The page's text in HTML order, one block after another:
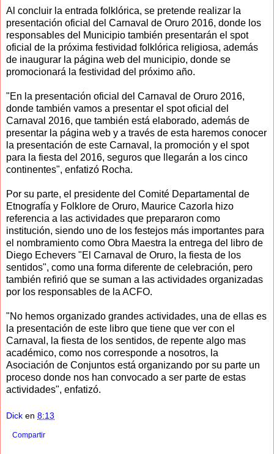
Al concluir la entrada folklórica, se pretende realizar la
presentación oficial del Carnaval de Oruro 2016, donde los
responsables del Municipio también presentarán el spot
oficial de la próxima festividad folklórica religiosa, además
de inaugurar la página web del municipio, donde se
promocionará la festividad del próximo año.
"En la presentación oficial del Carnaval de Oruro 2016,
donde también vamos a presentar el spot oficial del
Carnaval 2016, que también está elaborado, además de
presentar la página web y a través de esta haremos conocer
la presentación de este Carnaval, la promoción y el spot
para la fiesta del 2016, seguros que llegarán a los cinco
continentes", enfatizó Rocha.
Por su parte, el presidente del Comité Departamental de
Etnografía y Folklore de Oruro, Maurice Cazorla hizo
referencia a las actividades que prepararon como
institución, siendo uno de los festejos más importantes para
el nombramiento como Obra Maestra la entrega del libro de
Diego Echevers "El Carnaval de Oruro, la fiesta de los
sentidos", como una forma diferente de celebración, pero
también refirió que se suman a las actividades organizadas
por los responsables de la ACFO.
"No hemos organizado grandes actividades, una de ellas es
la presentación de este libro que tiene que ver con el
Carnaval, la fiesta de los sentidos, de repente algo mas
académico, como nos corresponde a nosotros, la
Asociación de Conjuntos está organizando por su parte un
proceso donde nos han convocado a ser parte de estas
actividades", enfatizó.
Dick en 8:13
Compartir